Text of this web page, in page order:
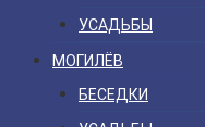
УСАДЬБЫ
МОГИЛЁВ
БЕСЕДКИ